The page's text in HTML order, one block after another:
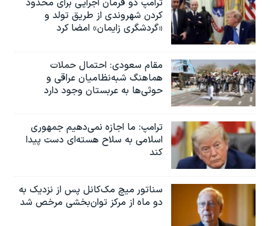
ترامپ دو فرمان اجرایی برای محدود
کردن شهروندی از طریق تولد و
«گردشگری زایمان» امضا کرد
مقام سعودی: احتمال حملات
هماهنگ شبه‌نظامیان عراقی و
حوثی‌ها به عربستان وجود دارد
ترامپ: ما اجازه نمی‌دهیم جمهوری
اسلامی به سلاح هسته‌ای دست پیدا
کند
سناتور میچ مک‌کانل پس از نزدیک به
دو ماه از مرکز توان‌بخشی مرخص شد